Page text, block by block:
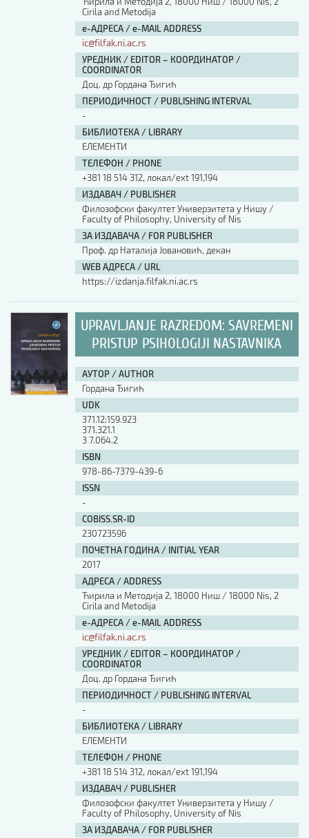
Cirila and Metodija
е-АДРЕСА / e-MAIL ADDRESS
ic@filfak.ni.ac.rs
УРЕДНИК / EDITOR – КООРДИНАТОР /
COORDINATOR
Доц. др Гордана Ђигић
ПЕРИОДИЧНОСТ / PUBLISHING INTERVAL
-
БИБЛИОТЕКА / LIBRARY
ЕЛЕМЕНТИ
ТЕЛЕФОН / PHONE
+381 18 514 312, локал/ext 191,194
ИЗДАВАЧ / PUBLISHER
Филозофски факултет Универзитета у Нишу /
Faculty of Philosophy, University of Nis
ЗА ИЗДАВАЧА / FOR PUBLISHER
Проф. др Наталија Јовановић, декан
WEB АДРЕСА / URL
https://izdanja.filfak.ni.ac.rs
UPRAVLJANJE RAZREDOM: SAVREMENI
PRISTUP PSIHOLOGIJI NASTAVNIKA
АУТОР / AUTHOR
Гордана Ђигић
UDK
371.12:159.923
371.321.1
3 7.064.2
ISBN
978-86-7379-439-6
ISSN
-
COBISS.SR-ID
230723596
ПОЧЕТНА ГОДИНА / INITIAL YEAR
2017
АДРЕСА / ADDRESS
Ћирила и Методија 2, 18000 Ниш / 18000 Nis, 2
Cirila and Metodija
е-АДРЕСА / e-MAIL ADDRESS
ic@filfak.ni.ac.rs
УРЕДНИК / EDITOR – КООРДИНАТОР /
COORDINATOR
Доц. др Гордана Ђигић
ПЕРИОДИЧНОСТ / PUBLISHING INTERVAL
-
БИБЛИОТЕКА / LIBRARY
ЕЛЕМЕНТИ
ТЕЛЕФОН / PHONE
+381 18 514 312, локал/ext 191,194
ИЗДАВАЧ / PUBLISHER
Филозофски факултет Универзитета у Нишу /
Faculty of Philosophy, University of Nis
ЗА ИЗДАВАЧА / FOR PUBLISHER